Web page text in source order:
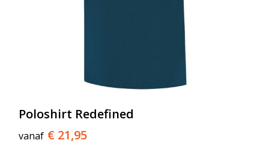
Poloshirt Redefined
vanaf € 21,95